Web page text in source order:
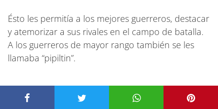
Ésto les permitía a los mejores guerreros, destacar
y atemorizar a sus rivales en el campo de batalla.
A los guerreros de mayor rango también se les
llamaba “pipiltin”.
El militarismo Mexica, una